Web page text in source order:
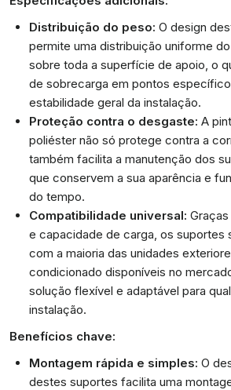
Distribuição do peso: O design
permite uma distribuição uniforme
sobre toda a superfície de apoio, o
de sobrecarga em pontos
estabilidade geral da instalação.
Proteção contra o desgaste: A
poliéster não só protege contra a
também facilita a manutenção dos
que conservem a sua aparência e
do tempo.
Compatibilidade universal:
e capacidade de carga, os suportes
com a maioria das unidades
condicionado disponíveis no
solução flexível e adaptável para
instalação.
Benefícios chave:
Montagem rápida e simples: O
destes suportes facilita uma